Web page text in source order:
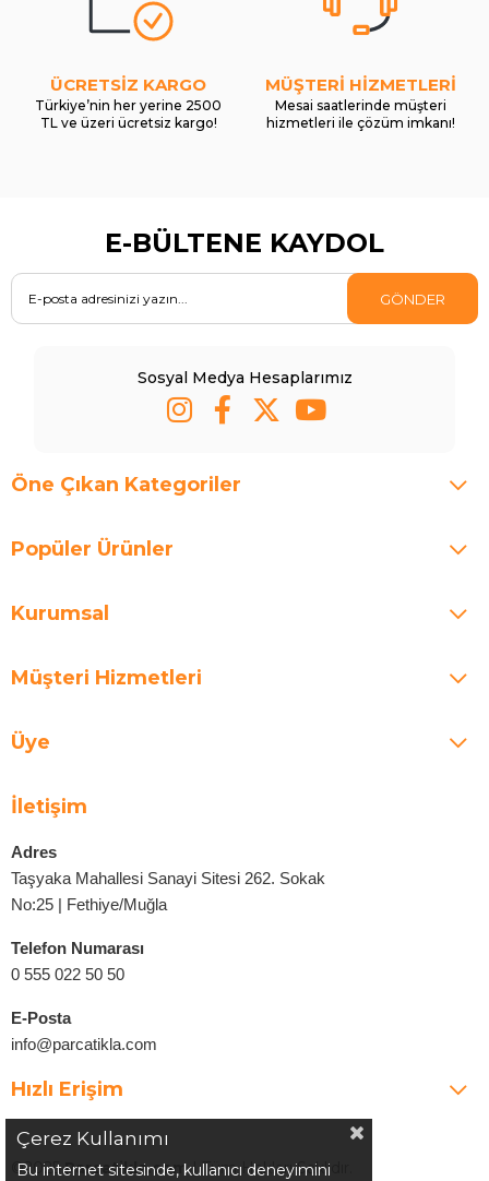
ÜCRETSİZ KARGO
Türkiye’nin her yerine 2500
TL ve üzeri ücretsiz kargo!
MÜŞTERİ HİZMETLERİ
Mesai saatlerinde müşteri
hizmetleri ile çözüm imkanı!
E-BÜLTENE KAYDOL
GÖNDER
Sosyal Medya Hesaplarımız
Öne Çıkan Kategoriler
Popüler Ürünler
Kurumsal
Müşteri Hizmetleri
Üye
İletişim
Adres
Taşyaka Mahallesi Sanayi Sitesi 262. Sokak
No:25 | Fethiye/Muğla
Telefon Numarası
0 555 022 50 50
E-Posta
info@parcatikla.com
Hızlı Erişim
©2025Parcatikla.com| Tüm Hakları Saklıdır.
Çerez Kullanımı
Bu internet sitesinde, kullanıcı deneyimini